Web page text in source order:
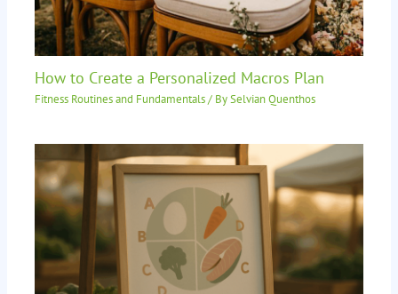
How to Create a Personalized Macros Plan
Fitness Routines and Fundamentals/ BySelvian Quenthos